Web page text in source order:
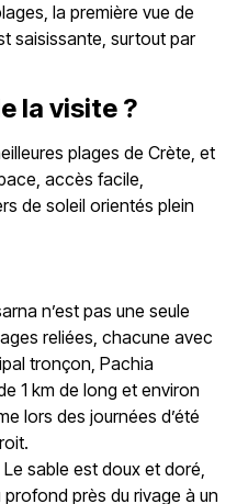
la première vue de
saisissante, surtout par
la visite ?
plages de Crète, et
accès facile,
de soleil orientés plein
n’est pas une seule
reliées, chacune avec
tronçon, Pachia
1 km de long et environ
lors des journées d’été
Le sable est doux et doré,
profond près du rivage à un